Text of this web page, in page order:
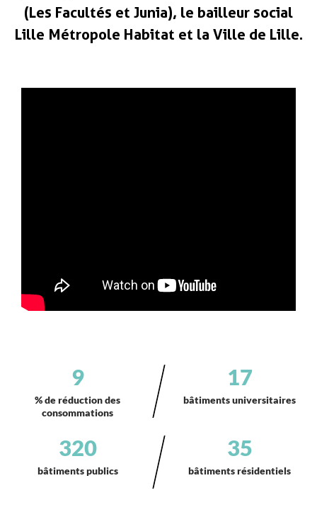
(Les Facultés et Junia), le bailleur social
Lille Métropole Habitat et la Ville de Lille.
9
% de réduction des
consommations
17
bâtiments universitaires
320
bâtiments publics
35
bâtiments résidentiels